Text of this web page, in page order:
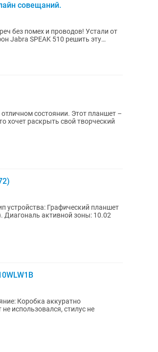
совещаний.
без помех и проводов! Устали от
Jabra SPEAK 510 решить эту
состоянии. Этот планшет –
хочет раскрыть свой творческий
Диагональ активной зоны: 10.02
использовался, стилус не